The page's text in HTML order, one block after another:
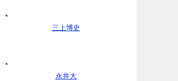
三上博史
永井大